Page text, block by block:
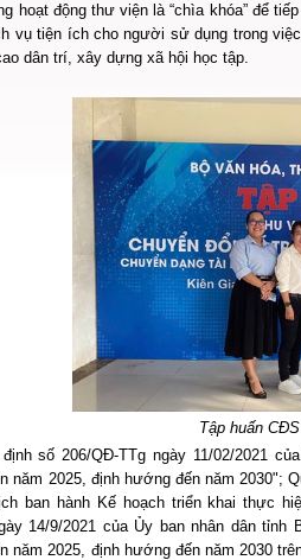
hoạt động thư viện là “chìa khóa” để
vụ tiện ích cho người sử dụng trong
dân trí, xây dựng xã hội học tập.
Tập huấn
số 206/QĐ-TTg ngày 11/02/2021
năm 2025, định hướng đến năm 2030";
ban hành Kế hoạch triển khai thực
14/9/2021 của Ủy ban nhân dân
năm 2025, định hướng đến năm 2030